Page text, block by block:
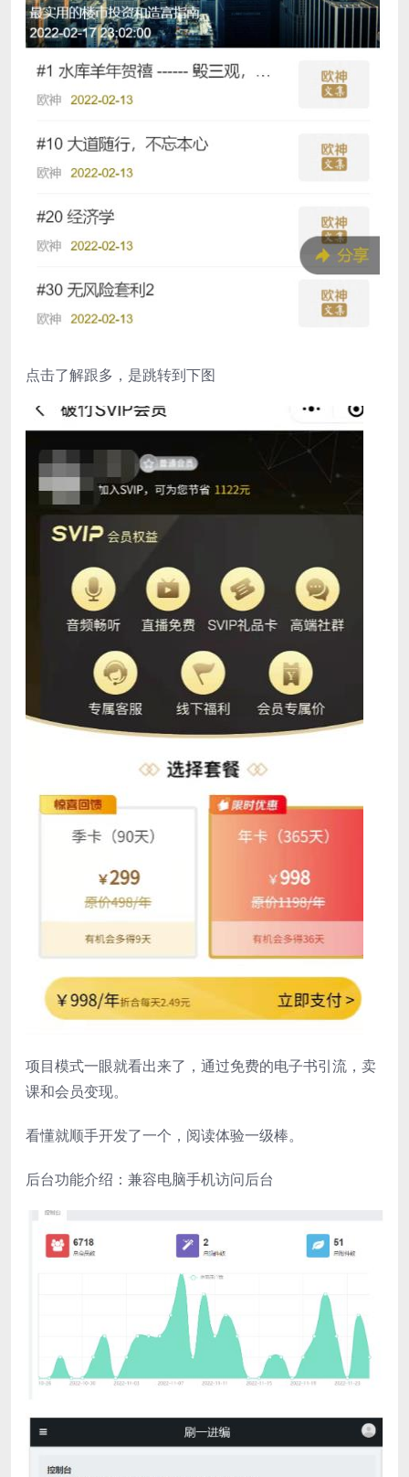
点击了解跟多，是跳转到下图
项目模式一眼就看出来了，通过免费的电子书引流，卖
课和会员变现。
看懂就顺手开发了一个，阅读体验一级棒。
后台功能介绍：兼容电脑手机访问后台